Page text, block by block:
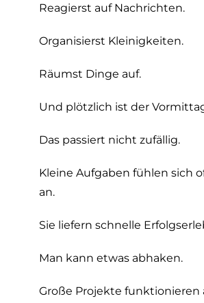
Reagierst auf Nachrichten.
Organisierst Kleinigkeiten.
Räumst Dinge auf.
Und plötzlich ist der
Das passiert nicht zufällig.
Kleine Aufgaben fühlen sich
an.
Sie liefern schnelle
Man kann etwas abhaken.
Große Projekte funktionieren